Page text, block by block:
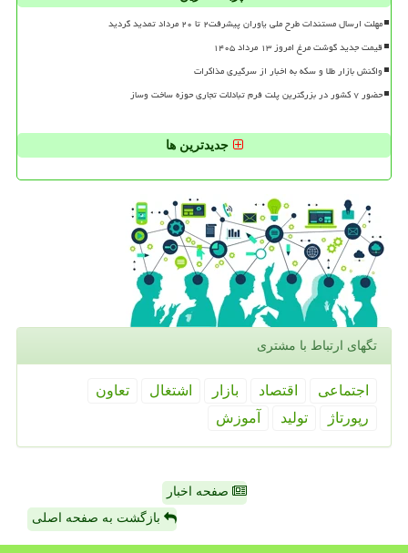
مهلت ارسال مستندات طرح ملی یاوران پیشرفت۲ تا ۲۰ مرداد تمدید گردید
قیمت جدید گوشت مرغ امروز ۱۳ مرداد ۱۴۰۵
واکنش بازار طلا و سکه به اخبار از سرگیری مذاکرات
حضور ۷ کشور در بزرگترین پلت فرم تبادلات تجاری حوزه ساخت وساز
جدیدترین ها
تگهای ارتباط با مشتری
اجتماعی اقتصاد بازار اشتغال
تعاون
رپورتاژ
تولید آموزش
صفحه اخبار
بازگشت به صفحه اصلی